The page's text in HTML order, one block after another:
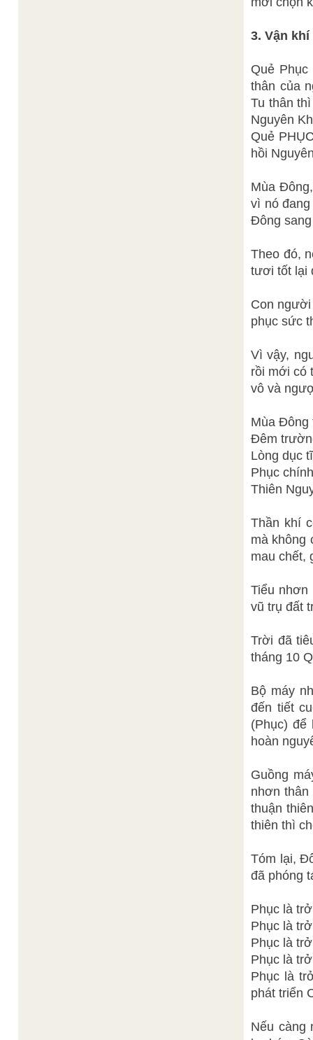
3. Vận
Quẻ
thân của
Tu thân
Nguyên
Quẻ
hồi
Mùa
vì nó
Đông
Theo đó,
tươi tốt lại
Con
phục sức
Vì vậy,
rồi mới có
vô và
Mùa Đông
Đêm
Lòng dục
Phục
Thiên
Thần khí
mà không
mau chết,
Tiểu nhơn
vũ trụ đất
Trời đã
tháng 10
Bộ máy
đến tiết
(Phục) để
hoàn
Guồng
nhơn
thuận
thiên thì
Tóm lại,
đã phóng
Phục là
Phục là
Phục là
Phục là
Phục là
phát triển
Nếu càng